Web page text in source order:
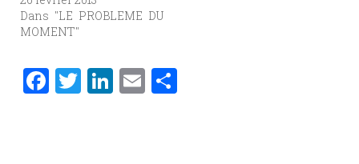
Dans "LE PROBLEME DU
MOMENT"
F T Li E